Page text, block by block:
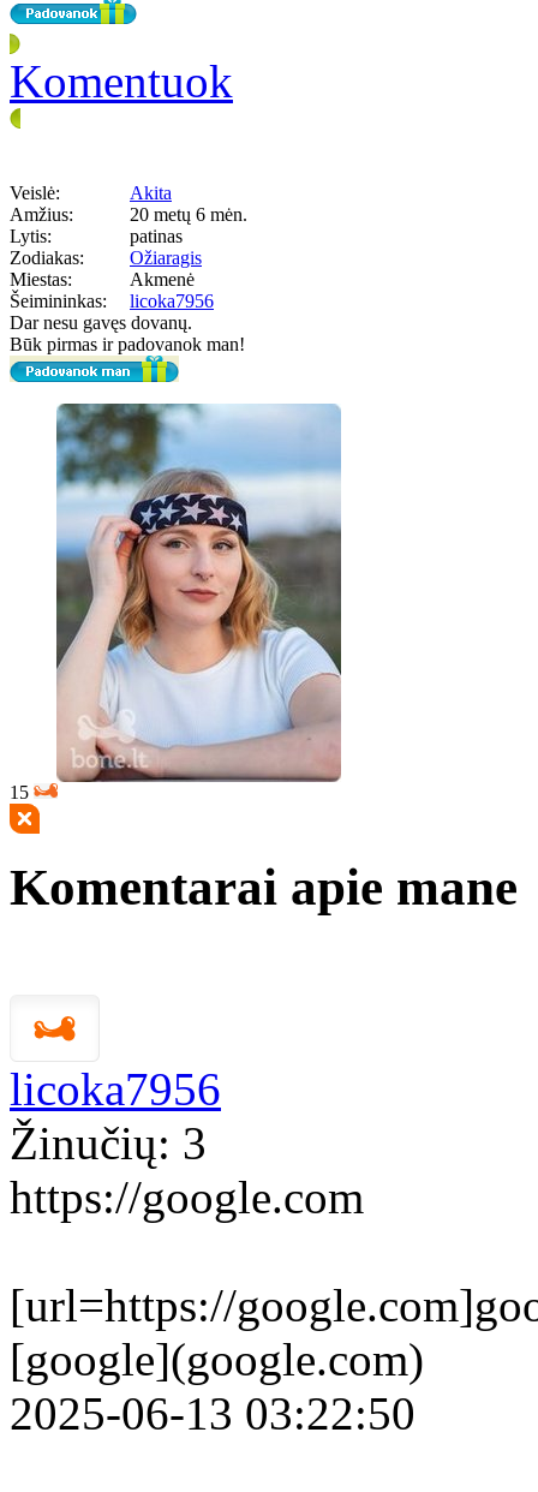
Komentuok
Veislė:
Akita
Amžius:
20 metų 6 mėn.
Lytis:
patinas
Zodiakas:
Ožiaragis
Miestas:
Akmenė
Šeimininkas:
licoka7956
Dar nesu gavęs dovanų.
Būk pirmas ir padovanok man!
15
Komentarai apie mane
licoka7956
Žinučių: 3
https://google.com
[url=https://
[google](google.com)
2025-06-13 03:22:50